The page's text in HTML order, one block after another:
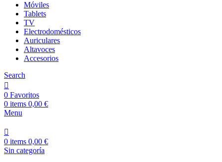
Móviles
Tablets
TV
Electrodomésticos
Auriculares
Altavoces
Accesorios
Search
0 Favoritos
0 items 0,00 €
Menu
0 items 0,00 €
Sin categoría